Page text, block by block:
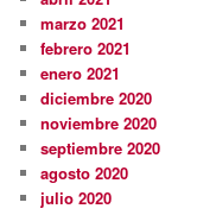
marzo 2021
febrero 2021
enero 2021
diciembre 2020
noviembre 2020
septiembre 2020
agosto 2020
julio 2020